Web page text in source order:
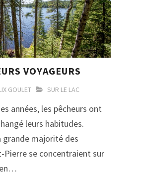
VOYAGEURS
GOULET SUR LE LAC
années, les pêcheurs ont
leurs habitudes.
grande majorité des
Pierre se concentraient sur
en…